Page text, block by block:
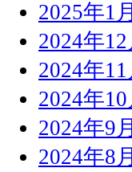
2025年1月
2024年12
2024年11
2024年10
2024年9月
2024年8月